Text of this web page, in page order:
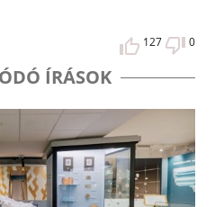
127 0
ÍRÁSOK